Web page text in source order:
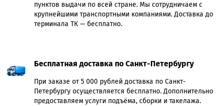
пунктов выдачи по всей стране. Мы сотрудничаем с
крупнейшими транспортными компаниями. Доставка до
терминала ТК — бесплатно.
Бесплатная доставка по Санкт-Петербургу
При заказе от 5 000 рублей доставка по Санкт-
Петербургу осуществляется бесплатно. Дополнительно
предоставляем услуги подъёма, сборки и такелажа.